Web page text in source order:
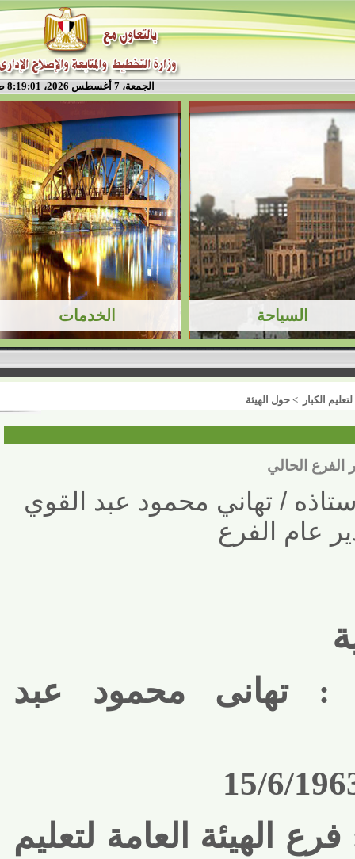
الجمعة، 7 أغسطس 2026، 8:19:02 ص
الكبار > حول الهيئة
الحالي
/ تهاني محمود عبد القوي
عام الفرع
: تهانى محمود عبد
15/6/
الهيئة العامة لتعليم